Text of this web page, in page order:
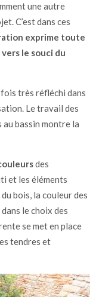
une autre
C’est dans ces
exprime toute
le souci du
fois très réfléchi dans
Le travail des
au bassin montre la
des
et les éléments
bois, la couleur des
le choix des
se met en place
tendres et